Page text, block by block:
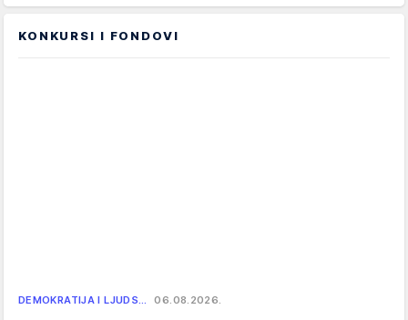
KONKURSI I FONDOVI
DEMOKRATIJA I LJUDS… 06.08.2026.